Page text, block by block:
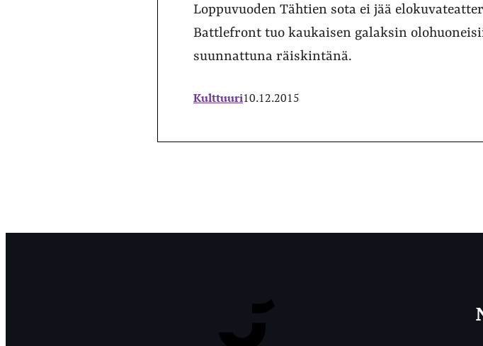
Loppuvuoden Tähtien sota ei jää
Battlefront tuo kaukaisen galaksin
suunnattuna räiskintänä.
Kulttuuri10.12.2015